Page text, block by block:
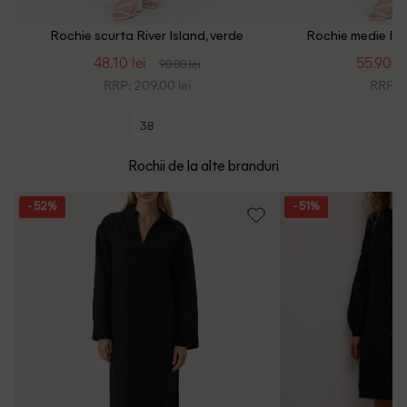
Rochie scurta River Island, verde
48.10 lei 98.00 lei
RRP: 209.00 lei
38
Rochie medie
55.90
RRP:
Rochii de la alte branduri
- 52% - 51%